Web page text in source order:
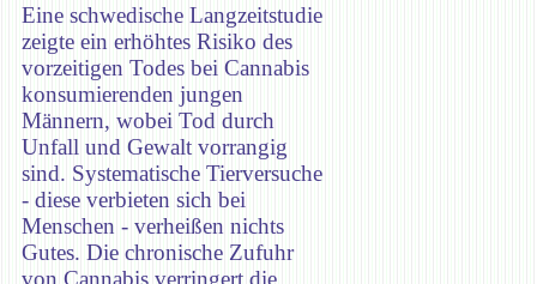
Eine schwedische Langzeitstudie
zeigte ein erhöhtes Risiko des
vorzeitigen Todes bei Cannabis
konsumierenden jungen
Männern, wobei Tod durch
Unfall und Gewalt vorrangig
sind. Systematische Tierversuche
- diese verbieten sich bei
Menschen - verheißen nichts
Gutes. Die chronische Zufuhr
von Cannabis verringert die